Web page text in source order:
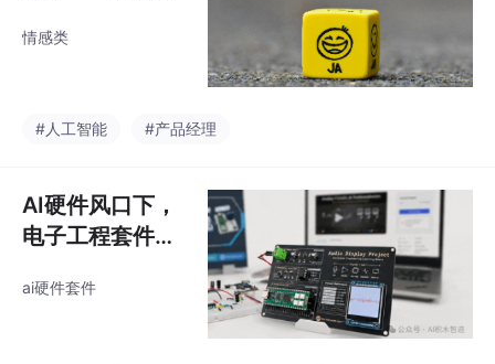
情感类
#人工智能 #产品经理
AI硬件风口下，
电子工程套件如
ai硬件套件